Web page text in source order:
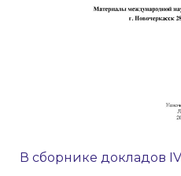
В сборнике докладов